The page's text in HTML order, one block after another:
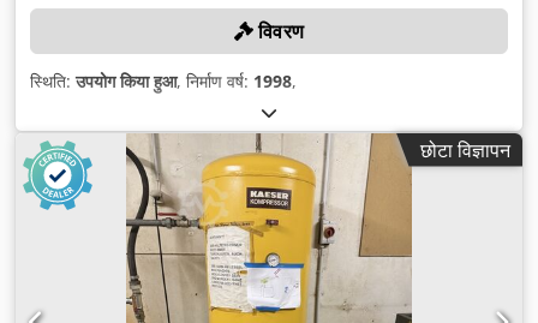
विवरण
स्थिति:उपयोग किया हुआ, निर्माण वर्ष: 1998,
छोटा विज्ञापन